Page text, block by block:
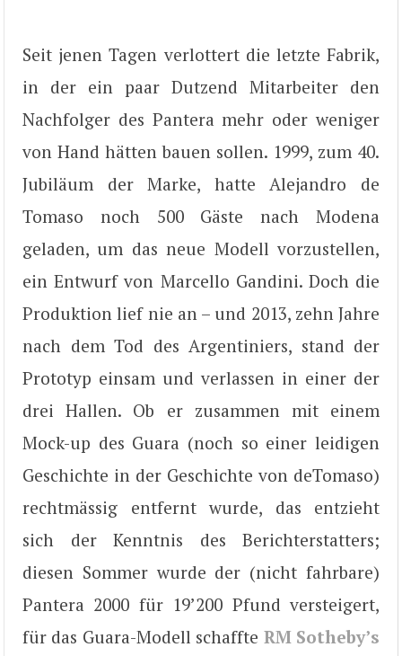
Seit jenen Tagen verlottert die letzte Fabrik,
in der ein paar Dutzend Mitarbeiter den
Nachfolger des Pantera mehr oder weniger
von Hand hätten bauen sollen. 1999, zum 40.
Jubiläum der Marke, hatte Alejandro de
Tomaso noch 500 Gäste nach Modena
geladen, um das neue Modell vorzustellen,
ein Entwurf von Marcello Gandini. Doch die
Produktion lief nie an – und 2013, zehn Jahre
nach dem Tod des Argentiniers, stand der
Prototyp einsam und verlassen in einer der
drei Hallen. Ob er zusammen mit einem
Mock-up des Guara (noch so einer leidigen
Geschichte in der Geschichte von deTomaso)
rechtmässig entfernt wurde, das entzieht
sich der Kenntnis des Berichterstatters;
diesen Sommer wurde der (nicht fahrbare)
Pantera 2000 für 19’200 Pfund versteigert,
für das Guara-Modell schaffte RM Sotheby’s